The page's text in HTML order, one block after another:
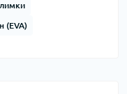
(EVA)